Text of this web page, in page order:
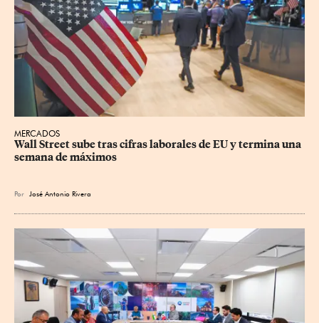
MERCADOS
Wall Street sube tras cifras laborales de EU y termina una
semana de máximos
Por José Antonio Rivera